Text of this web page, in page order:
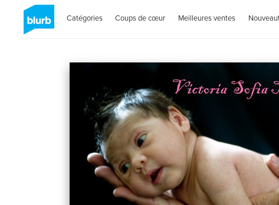
Catégories Coups de cœur Meilleures ventes